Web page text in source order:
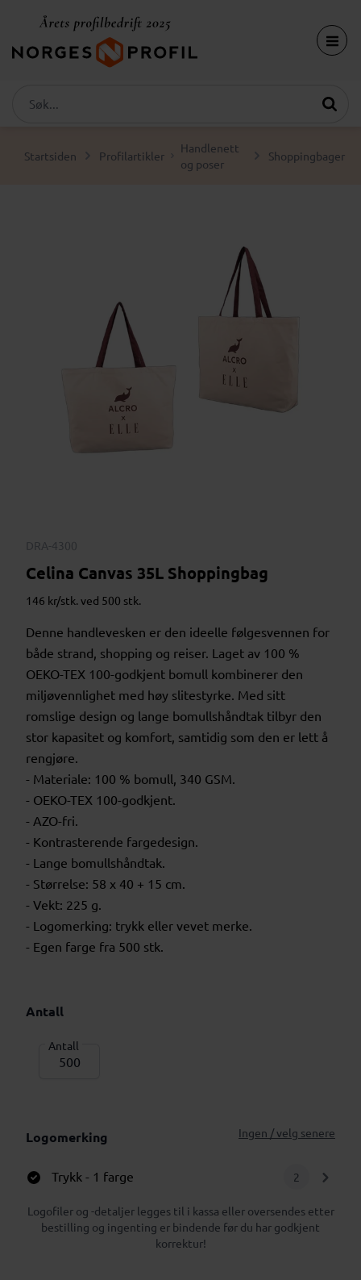
Startsiden Profilartikler
Handlenett
og poser
Shoppingbager
DRA-4300
Celina Canvas 35L Shoppingbag
146 kr/stk. ved 500 stk.
Denne handlevesken er den ideelle følgesvennen for
både strand, shopping og reiser. Laget av 100 %
OEKO-TEX 100-godkjent bomull kombinerer den
miljøvennlighet med høy slitestyrke. Med sitt
romslige design og lange bomullshåndtak tilbyr den
stor kapasitet og komfort, samtidig som den er lett å
rengjøre.
- Materiale: 100 % bomull, 340 GSM.
- OEKO-TEX 100-godkjent.
- AZO-fri.
- Kontrasterende fargedesign.
- Lange bomullshåndtak.
- Størrelse: 58 x 40 + 15 cm.
- Vekt: 225 g.
- Logomerking: trykk eller vevet merke.
- Egen farge fra 500 stk.
Antall
Antall
Logomerking Ingen / velg senere
Trykk - 1 farge 2
Logofiler og -detaljer legges til i kassa eller oversendes etter
bestilling og ingenting er bindende før du har godkjent
korrektur!